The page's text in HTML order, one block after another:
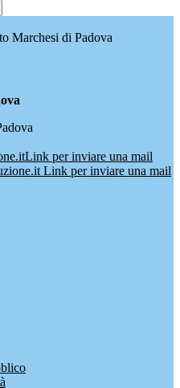
Marchesi di Padova
Link per inviare una mail
Link per inviare una mail